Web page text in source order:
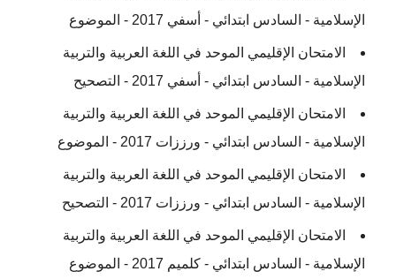
الإسلامية - السادس ابتدائي - أسفي 2017 - الموضوع
الامتحان الإقليمي الموحد في اللغة العربية والتربية
الإسلامية - السادس ابتدائي - أسفي 2017 - التصحيح
الامتحان الإقليمي الموحد في اللغة العربية والتربية
الإسلامية - السادس ابتدائي - ورززات 2017 - الموضوع
الامتحان الإقليمي الموحد في اللغة العربية والتربية
الإسلامية - السادس ابتدائي - ورززات 2017 - التصحيح
الامتحان الإقليمي الموحد في اللغة العربية والتربية
الإسلامية - السادس ابتدائي - كلميم 2017 - الموضوع